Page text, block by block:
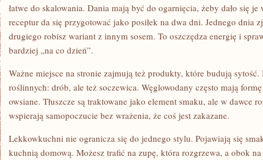
łatwe do skalowania. Dania mają być do ogarnięcia, żeby dało się je
receptur da się przygotować jako posiłek na dwa dni. Jednego dnia
drugiego robisz wariant z innym sosem. To oszczędza energię i
bardziej „na co dzień”.
Ważne miejsce na stronie zajmują też produkty, które budują sytość.
roślinnych: drób, ale też soczewica. Węglowodany często mają
owsiane. Tłuszcze są traktowane jako element smaku, ale w dawce
wspierają samopoczucie bez wrażenia, że coś jest zakazane.
Lekkowkuchni nie ogranicza się do jednego stylu. Pojawiają się
kuchnią domową. Możesz trafić na zupę, która rozgrzewa, a obok